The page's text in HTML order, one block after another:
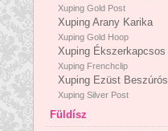
Xuping Gold Post
Xuping Arany Karika
Xuping Gold Hoop
Xuping Ékszerkapcsos
Xuping Frenchclip
Xuping Ezüst Beszúrós
Xuping Silver Post
Füldísz